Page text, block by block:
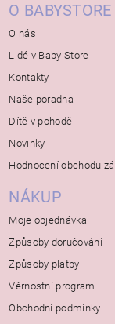
O BABYSTORE
O nás
Lidé v Baby Store
Kontakty
Naše poradna
Dítě v pohodě
Novinky
Hodnocení obchodu
NÁKUP
Moje objednávka
Způsoby doručování
Způsoby platby
Věrnostní program
Obchodní podmínky